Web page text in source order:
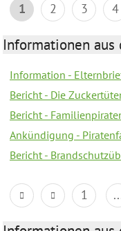
1 2 3 4
Informationen
Information -
Bericht - Die
Bericht -
Ankündigung -
Bericht -
1